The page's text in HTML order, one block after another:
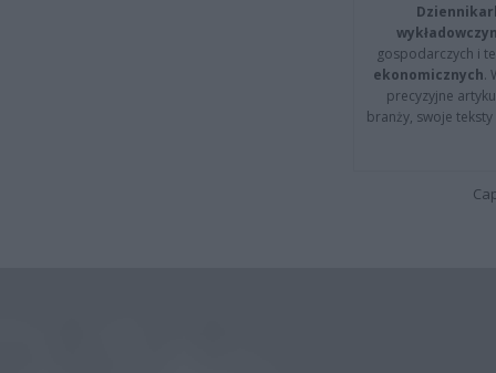
gospodarczych i
ekonomicznych.
precyzyjne
branży, swoje